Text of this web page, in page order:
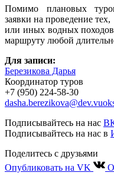
Помимо плановых
заявки на проведение тех,
или иных водных
маршруту любой
Для записи:
Березикова Дарья
Координатор туров
+7 (950) 224-58-30
Подписывайтесь на нас
Подписывайтесь на нас в
Поделитесь с друзьями
Опубликовать на VK